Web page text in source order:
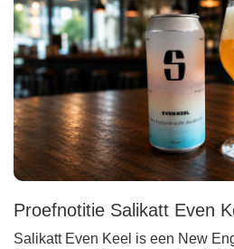
Proefnotitie Salikatt Even
Salikatt Even Keel is een New